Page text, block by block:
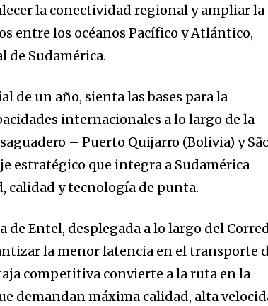
la conectividad regional y ampliar la
entre los océanos Pacífico y Atlántico,
Sudamérica.
de un año, sienta las bases para la
internacionales a lo largo de la
– Puerto Quijarro (Bolivia) y
estratégico que integra a Sudamérica
calidad y tecnología de punta.
Entel, desplegada a lo largo del
la menor latencia en el transporte
competitiva convierte a la ruta en la
demandan máxima calidad, alta